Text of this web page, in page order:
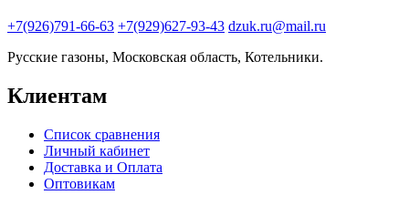
+7(926)791-66-63 +7(929)627-93-43 dzuk.ru@mail.ru
Русские газоны, Московская область, Котельники.
Клиентам
Список сравнения
Личный кабинет
Доставка и Оплата
Оптовикам